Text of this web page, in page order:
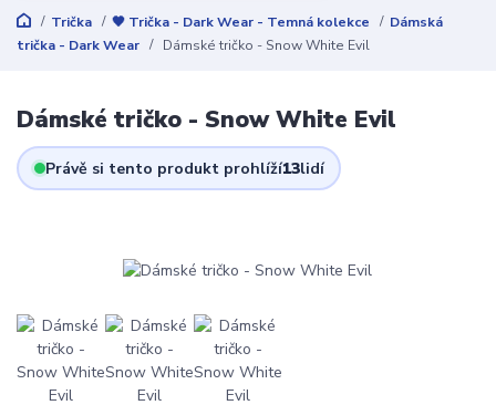
Trička 🖤 Trička - Dark Wear - Temná kolekce
Dámská
trička - Dark Wear
Dámské tričko - Snow White Evil
Dámské tričko - Snow White Evil
Právě si tento produkt prohlíží13lidí